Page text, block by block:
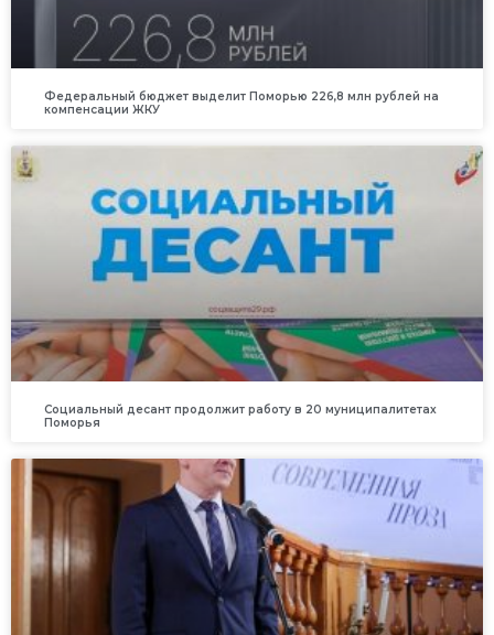
Федеральный бюджет выделит Поморью 226,8 млн рублей на
компенсации ЖКУ
Социальный десант продолжит работу в 20 муниципалитетах
Поморья